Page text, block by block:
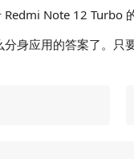
Note 12 Turbo
身应用的答案了。